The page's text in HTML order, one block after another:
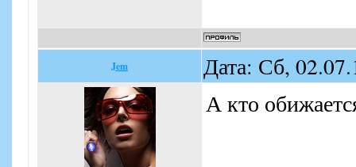
Jem Дата: Сб,
А кто